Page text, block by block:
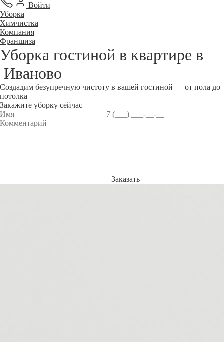
Войти
Уборка
Химчистка
Компания
Франшиза
Уборка гостиной в квартире в
Иваново
Создадим безупречную чистоту в вашей гостиной — от пола до
потолка
Закажите уборку сейчас
Заказать